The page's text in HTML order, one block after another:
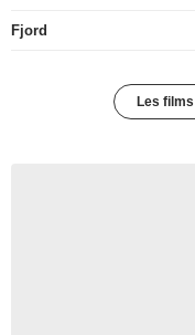
Fjord
Les